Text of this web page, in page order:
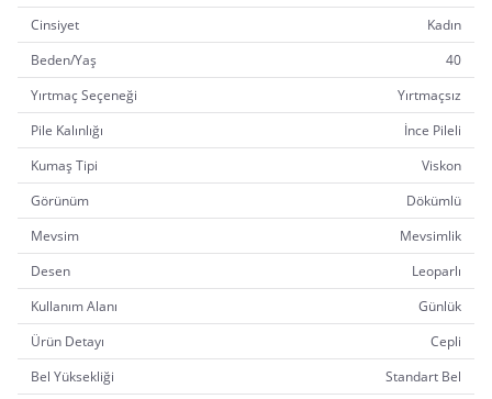
Cinsiyet
Kadın
Beden/Yaş
40
Yırtmaç Seçeneği
Yırtmaçsız
Pile Kalınlığı
İnce Pileli
Kumaş Tipi
Viskon
Görünüm
Dökümlü
Mevsim
Mevsimlik
Desen
Leoparlı
Kullanım Alanı
Günlük
Ürün Detayı
Cepli
Bel Yüksekliği
Standart Bel